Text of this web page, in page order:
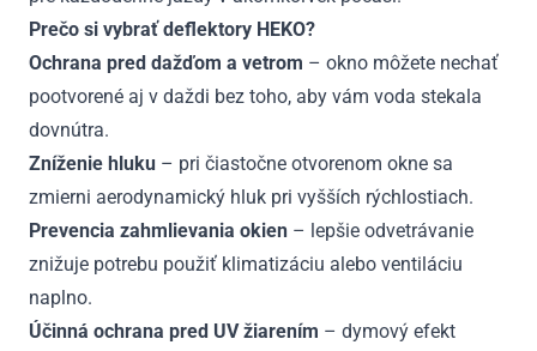
Prečo si vybrať deflektory HEKO?
Ochrana pred dažďom a vetrom – okno môžete nechať
pootvorené aj v daždi bez toho, aby vám voda stekala
dovnútra.
Zníženie hluku – pri čiastočne otvorenom okne sa
zmierni aerodynamický hluk pri vyšších rýchlostiach.
Prevencia zahmlievania okien – lepšie odvetrávanie
znižuje potrebu použiť klimatizáciu alebo ventiláciu
naplno.
Účinná ochrana pred UV žiarením – dymový efekt